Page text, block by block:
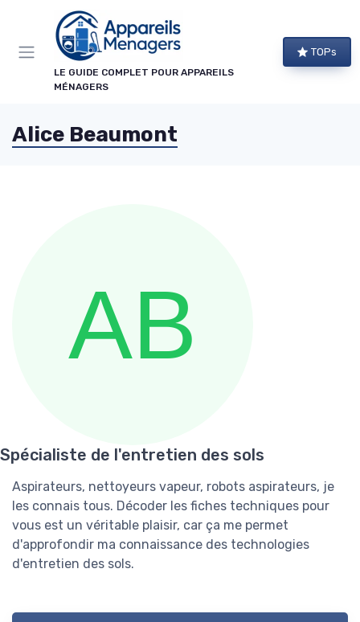
LE GUIDE COMPLET POUR APPAREILS
MÉNAGERS
TOPs
Alice Beaumont
Spécialiste de l'entretien des sols
Aspirateurs, nettoyeurs vapeur, robots aspirateurs, je
les connais tous. Décoder les fiches techniques pour
vous est un véritable plaisir, car ça me permet
d'approfondir ma connaissance des technologies
d'entretien des sols.
Panneau de gestion des cookies